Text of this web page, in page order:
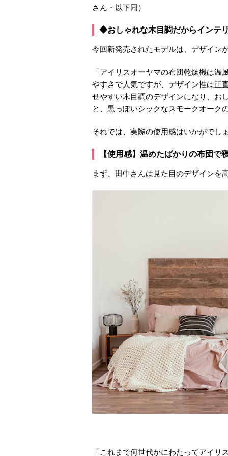
さん・以下同）
◆おしゃれな木目調だからインテ
今回新発売されたモデルは、デザイン
「アイリスオーヤマの布団乾燥機は
やすさで人気ですが、デザイン性は正
せやすい木目調のデザインになり、お
と、黒っぽいシックなスモークオーク
それでは、実際の使用感はいかがでし
【使用感】温めたばかりの布団で
まず、田中さんは見た目のデザインを
「これまで何世代かにわたってアイ